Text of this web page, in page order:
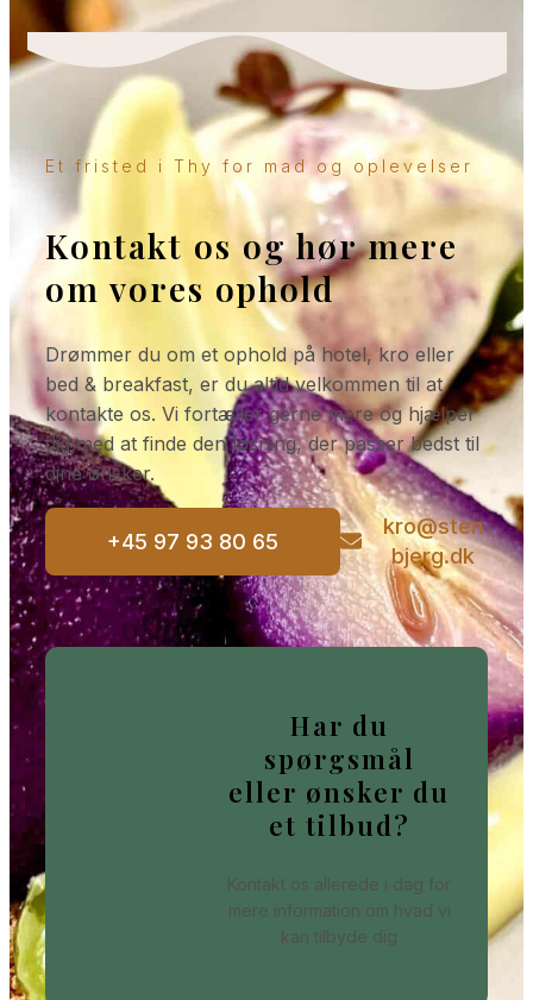
Et fristed i Thy for mad og oplevelser
Kontakt os og hør mere
om vores ophold
Drømmer du om et ophold på hotel, kro eller
bed & breakfast, er du altid velkommen til at
kontakte os. Vi fortæller gerne mere og hjælper
dig med at finde den løsning, der passer bedst til
dine ønsker.
+45 97 93 80 65
kro@sten
bjerg.dk
Har du
spørgsmål
eller ønsker du
et tilbud?
Kontakt os allerede i dag for
mere information om hvad vi
kan tilbyde dig